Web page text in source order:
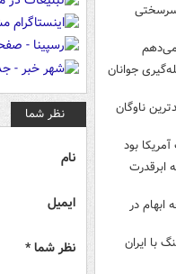
سرسختی
می‌دهم
جوانان
ناوگان
بود
ابرقدرت
در
با ایران
نظر شما
نام
ایمیل
نظر شما *